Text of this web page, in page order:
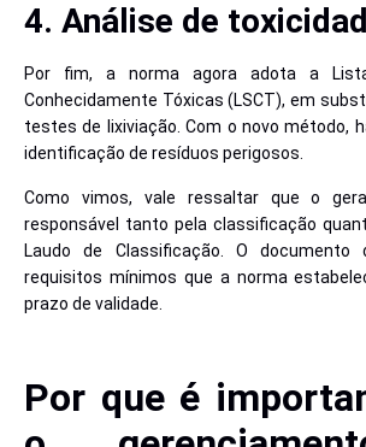
4. Análise de
Por fim, a norma agora adota a
Conhecidamente Tóxicas (LSCT), em
testes de lixiviação. Com o novo método,
identificação de resíduos perigosos.
Como vimos, vale ressaltar que o
responsável tanto pela classificação
Laudo de Classificação. O documento
requisitos mínimos que a norma
prazo de validade.
Por que é